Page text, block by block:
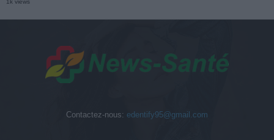
1k views
Contactez-nous: edentify95@gmail.com